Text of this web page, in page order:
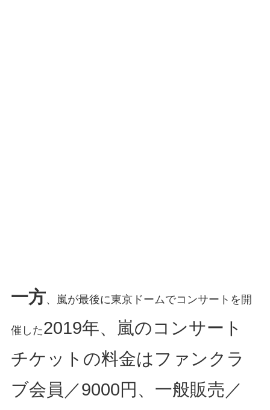
一方、嵐が最後に東京ドームでコンサートを開
催した2019年、嵐のコンサート
チケットの料金はファンクラ
ブ会員／9000円、一般販売／